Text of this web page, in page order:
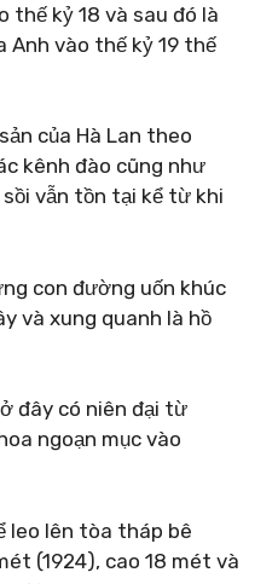
thế kỷ 18 và sau đó là
Anh vào thế kỷ 19 thế
của Hà Lan theo
kênh đào cũng như
sồi vẫn tồn tại kể từ khi
con đường uốn khúc
và xung quanh là hồ
đây có niên đại từ
ngoạn mục vào
leo lên tòa tháp bê
(1924), cao 18 mét và